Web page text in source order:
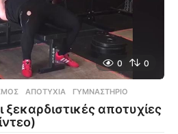
0 0
,ΑΠΟΤΥΧΊΑ ,ΓΥΜΝΑΣΤΉΡΙΟ
ξεκαρδιστικές αποτυχίες